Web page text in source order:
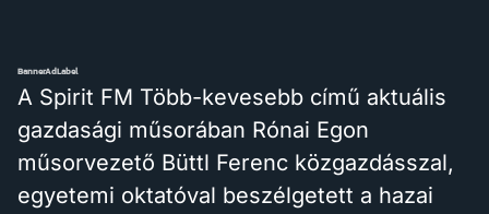
Hírek
BannerAdLabel
A Spirit FM Több-kevesebb című aktuális
gazdasági műsorában Rónai Egon
műsorvezető Büttl Ferenc közgazdásszal,
egyetemi oktatóval beszélgetett a hazai